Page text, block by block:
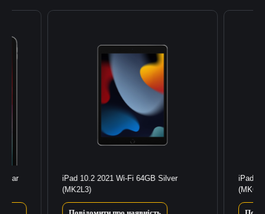
iPad 10.2 2021 Wi-Fi 64GB Silver
(MK2L3)
iPad